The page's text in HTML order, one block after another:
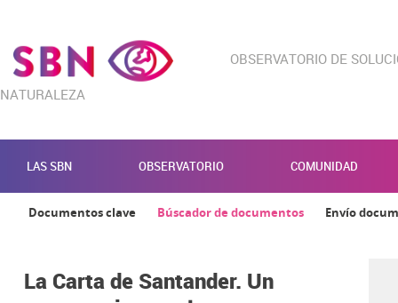
OBSERVATORIO DE
NATURALEZA
LAS SBN OBSERVATORIO COMUNIDAD
Documentos clave Búscador de documentos Envío
La Carta de Santander. Un